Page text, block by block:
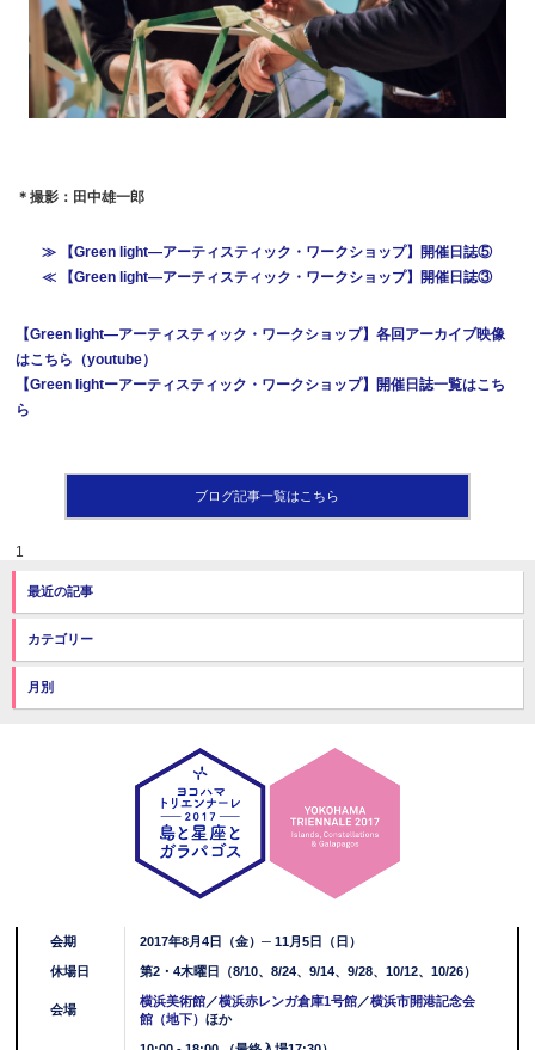
＊撮影：田中雄一郎
≫ 【Green light―アーティスティック・ワークショップ】開催日誌⑤
≪ 【Green light―アーティスティック・ワークショップ】開催日誌③
【Green light―アーティスティック・ワークショップ】各回アーカイブ映像
はこちら（youtube）
【Green lightーアーティスティック・ワークショップ】開催日誌一覧はこち
ら
ブログ記事一覧はこちら
1
最近の記事
カテゴリー
月別
会期 2017年8月4日（金）─ 11月5日（日）
休場日 第2・4木曜日（8/10、8/24、9/14、9/28、10/12、10/26）
会場
横浜美術館／横浜赤レンガ倉庫1号館／横浜市開港記念会
館（地下）ほか